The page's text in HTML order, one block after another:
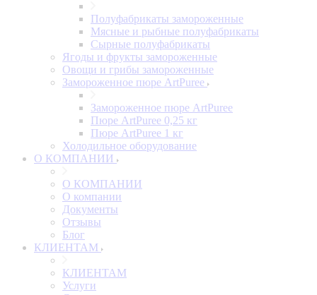
Полуфабрикаты замороженные
Мясные и рыбные полуфабрикаты
Сырные полуфабрикаты
Ягоды и фрукты замороженные
Овощи и грибы замороженные
Замороженное пюре ArtPuree
Замороженное пюре ArtPuree
Пюре ArtPuree 0,25 кг
Пюре ArtPuree 1 кг
Холодильное оборудование
О КОМПАНИИ
О КОМПАНИИ
О компании
Документы
Отзывы
Блог
КЛИЕНТАМ
КЛИЕНТАМ
Услуги